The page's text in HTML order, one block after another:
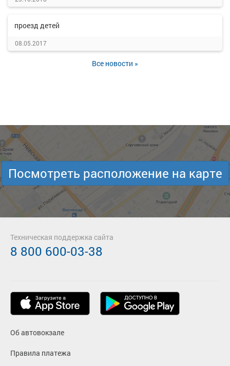
проезд детей
08.05.2017
Все новости »
Посмотреть расположение на карте
Об автовокзале
Правила платежа
Техническая поддержка сайта
8 800 600-03-38